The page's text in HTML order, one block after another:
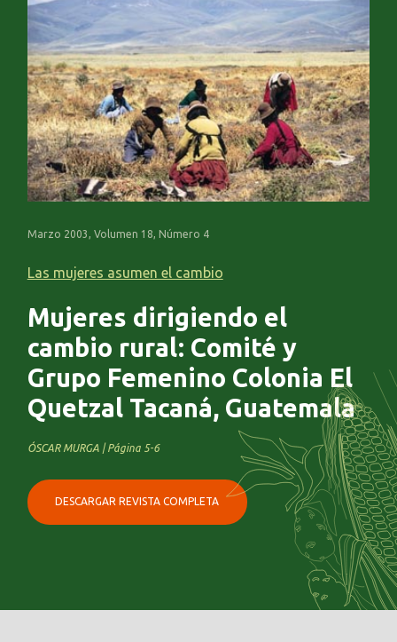
Marzo 2003, Volumen 18, Número 4
Las mujeres asumen el cambio
Mujeres dirigiendo el
cambio rural: Comité y
Grupo Femenino Colonia El
Quetzal Tacaná, Guatemala
ÓSCAR MURGA | Página 5-6
DESCARGAR REVISTA COMPLETA